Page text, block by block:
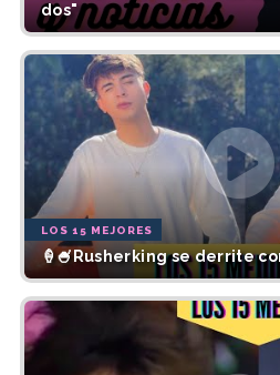
dos"
LOS 15 MEJORES
🍦🍧Rusherking se derrite